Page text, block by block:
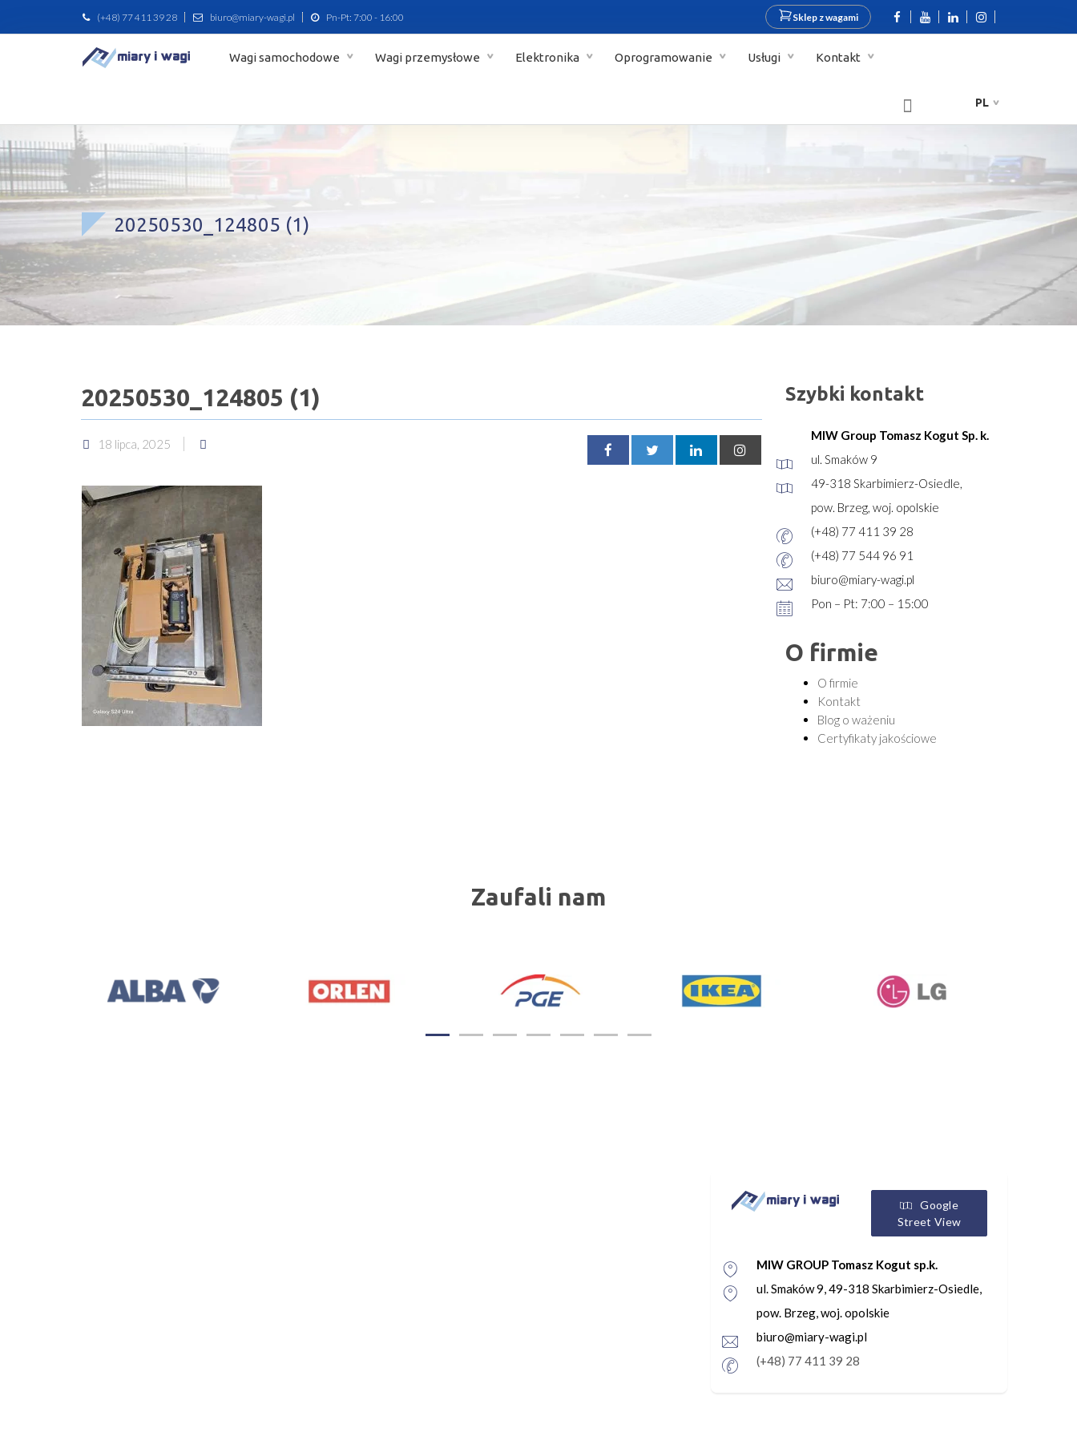
(+48) 77 411 39 28 biuro@miary-wagi.pl Pn-Pt: 7:00 - 16:00 Sklep z wagami
Wagi samochodowe Wagi przemysłowe Elektronika Oprogramowanie Usługi Kontakt
PL
20250530_124805 (1)
20250530_124805 (1)
18 lipca, 2025
Szybki kontakt
MIW Group Tomasz Kogut Sp. k.
ul. Smaków 9
49-318 Skarbimierz-Osiedle,
pow. Brzeg, woj. opolskie
(+48) 77 411 39 28
(+48) 77 544 96 91
biuro@miary-wagi.pl
Pon – Pt: 7:00 – 15:00
O firmie
O firmie
Kontakt
Blog o ważeniu
Certyfikaty jakościowe
Zaufali nam
Google
Street View
MIW GROUP Tomasz Kogut sp.k.
ul. Smaków 9, 49-318 Skarbimierz-Osiedle,
pow. Brzeg, woj. opolskie
biuro@miary-wagi.pl
(+48) 77 411 39 28